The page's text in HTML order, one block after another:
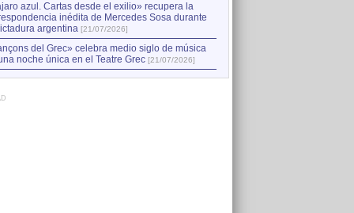
azul. Cartas desde el exilio» recupera la
inédita de Mercedes Sosa durante
argentina [21/07/2026]
del Grec» celebra medio siglo de música
noche única en el Teatre Grec [21/07/2026]